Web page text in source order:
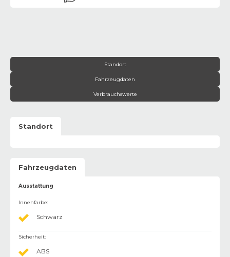
Standort
Fahrzeugdaten
Verbrauchswerte
Standort
Fahrzeugdaten
Ausstattung
Innenfarbe:
Schwarz
Sicherheit:
ABS